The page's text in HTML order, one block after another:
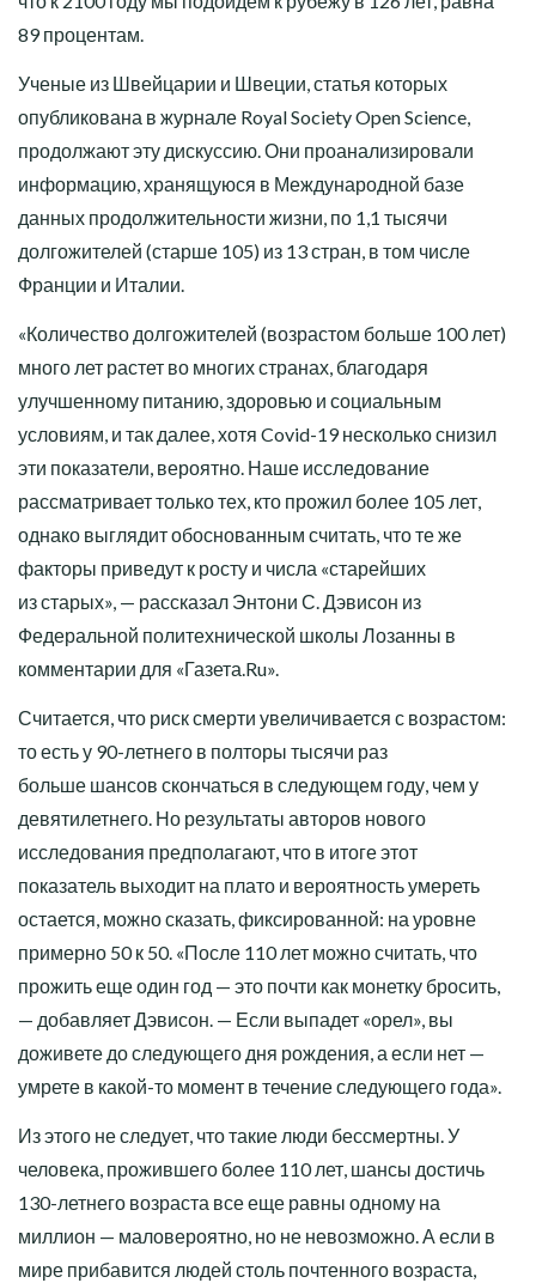
89 процентам.
Ученые из Швейцарии и Швеции, статья которых
опубликована в журнале Royal Society Open Science,
продолжают эту дискуссию. Они проанализировали
информацию, хранящуюся в Международной базе
данных продолжительности жизни, по 1,1 тысячи
долгожителей (старше 105) из 13 стран, в том числе
Франции и Италии.
«Количество долгожителей (возрастом больше 100 лет)
много лет растет во многих странах, благодаря
улучшенному питанию, здоровью и социальным
условиям, и так далее, хотя Covid-19 несколько снизил
эти показатели, вероятно. Наше исследование
рассматривает только тех, кто прожил более 105 лет,
однако выглядит обоснованным считать, что те же
факторы приведут к росту и числа «старейших
из старых», — рассказал Энтони С. Дэвисон из
Федеральной политехнической школы Лозанны в
комментарии для «Газета.Ru».
Считается, что риск смерти увеличивается с возрастом:
то есть у 90-летнего в полторы тысячи раз
больше шансов скончаться в следующем году, чем у
девятилетнего. Но результаты авторов нового
исследования предполагают, что в итоге этот
показатель выходит на плато и вероятность умереть
остается, можно сказать, фиксированной: на уровне
примерно 50 к 50. «После 110 лет можно считать, что
прожить еще один год — это почти как монетку бросить,
— добавляет Дэвисон. — Если выпадет «орел», вы
доживете до следующего дня рождения, а если нет —
умрете в какой-то момент в течение следующего года».
Из этого не следует, что такие люди бессмертны. У
человека, прожившего более 110 лет, шансы достичь
130-летнего возраста все еще равны одному на
миллион — маловероятно, но не невозможно. А если в
мире прибавится людей столь почтенного возраста,